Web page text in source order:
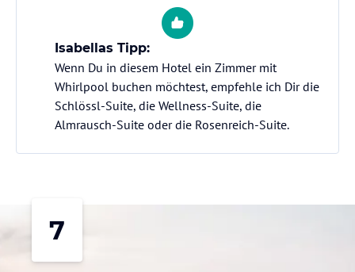
Isabellas Tipp:
Wenn Du in diesem Hotel ein Zimmer mit
Whirlpool buchen möchtest, empfehle ich Dir die
Schlössl-Suite, die Wellness-Suite, die
Almrausch-Suite oder die Rosenreich-Suite.
7